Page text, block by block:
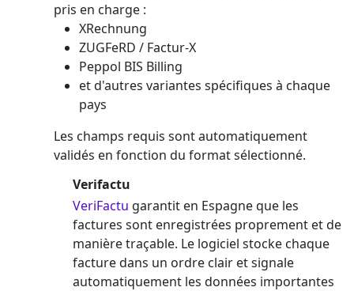
pris en charge :
XRechnung
ZUGFeRD / Factur-X
Peppol BIS Billing
et d'autres variantes spécifiques à chaque
pays
Les champs requis sont automatiquement
validés en fonction du format sélectionné.
Verifactu
VeriFactu garantit en Espagne que les
factures sont enregistrées proprement et de
manière traçable. Le logiciel stocke chaque
facture dans un ordre clair et signale
automatiquement les données importantes